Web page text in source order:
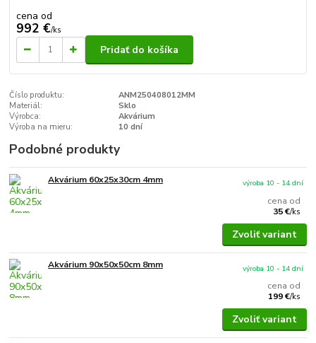
cena od
992 €/ks
Pridať do košíka
Číslo produktu:
ANM250408012MM
Materiál:
Sklo
Výrobca:
Akvárium
Výroba na mieru:
10 dní
Podobné produkty
Akvárium 60x25x30cm 4mm
cena od
35 €/ks
výroba 10 - 14 dní
Zvoliť variant
Akvárium 90x50x50cm 8mm
cena od
199 €/ks
výroba 10 - 14 dní
Zvoliť variant